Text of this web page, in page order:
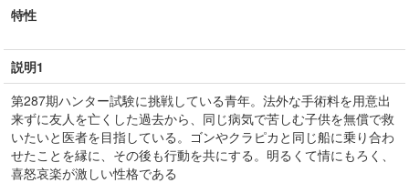
特性
説明1
第287期ハンター試験に挑戦している青年。法外な手術料を用意出
来ずに友人を亡くした過去から、同じ病気で苦しむ子供を無償で救
いたいと医者を目指している。ゴンやクラピカと同じ船に乗り合わ
せたことを縁に、その後も行動を共にする。明るくて情にもろく、
喜怒哀楽が激しい性格である